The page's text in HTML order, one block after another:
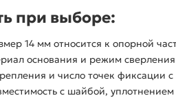
при выборе:
14 мм относится к опорной
основания и режим
и число точек фиксации
с шайбой,